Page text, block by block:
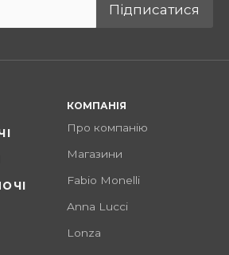
Підписатися
КОМПАНІЯ
Про компанію
Магазини
Fabio Monelli
Anna Lucci
Lonza